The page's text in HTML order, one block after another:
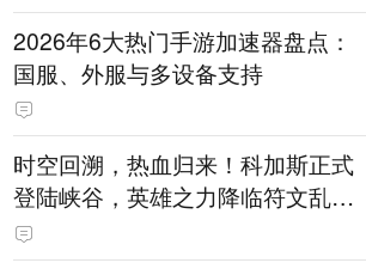
2026年6大热门手游加速器盘点：
国服、外服与多设备支持
时空回溯，热血归来！科加斯正式
登陆峡谷，英雄之力降临符文乱
斗！